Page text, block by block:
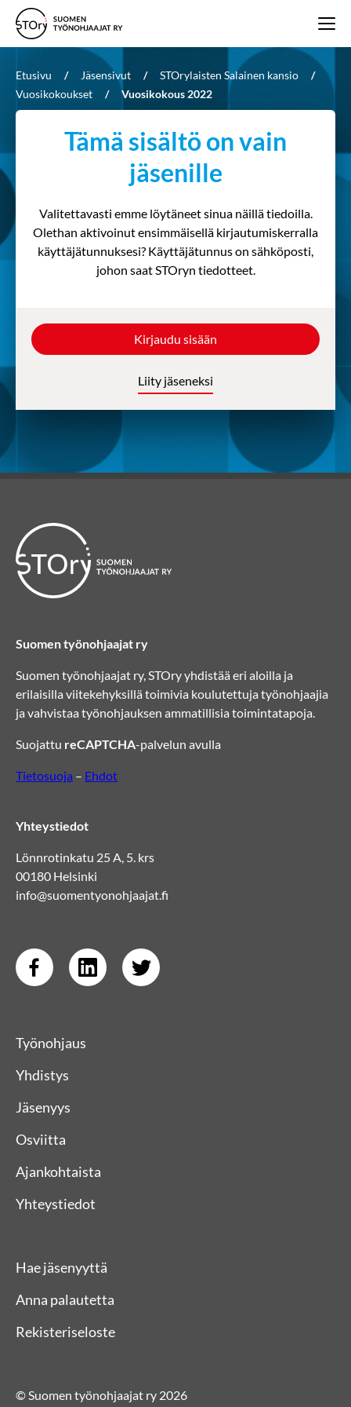
Etusivu / Jäsensivut / STOrylaisten Salainen kansio
/
Vuosikokoukset
/ Vuosikokous 2022
Tämä sisältö on vain
jäsenille
Valitettavasti emme löytäneet sinua näillä tiedoilla.
Olethan aktivoinut ensimmäisellä kirjautumiskerralla
käyttäjätunnuksesi? Käyttäjätunnus on sähköposti,
johon saat STOryn tiedotteet.
Kirjaudu sisään
Liity jäseneksi
Suomen työnohjaajat ry
Suomen työnohjaajat ry, STOry yhdistää eri aloilla ja
erilaisilla viitekehyksillä toimivia koulutettuja työnohjaajia
ja vahvistaa työnohjauksen ammatillisia toimintatapoja.
Suojattu reCAPTCHA-palvelun avulla
Tietosuoja – Ehdot
Yhteystiedot
Lönnrotinkatu 25 A, 5. krs
00180 Helsinki
info@suomentyonohjaajat.fi
Työnohjaus
Yhdistys
Jäsenyys
Osviitta
Ajankohtaista
Yhteystiedot
Hae jäsenyyttä
Anna palautetta
Rekisteriseloste
© Suomen työnohjaajat ry 2026